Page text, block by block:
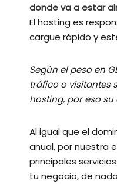
donde va a estar
El hosting es
cargue rápido y
Según el peso en
tráfico o visitantes
hosting, por eso
Al igual que el
anual, por nuestra
principales
tu negocio, de